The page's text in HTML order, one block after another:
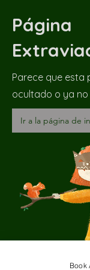
Página
Parece que esta
ocultado o ya no
Ir a la página de
Book